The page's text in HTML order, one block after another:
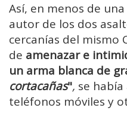
Así, en menos de
autor de los dos
cercanías del mismo
de amenazar e
un arma blanca de
cortacañas", se
teléfonos móviles y